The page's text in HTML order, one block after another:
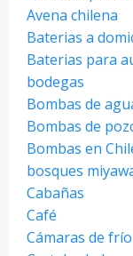
Avena chilena
Baterias a
Baterias para
bodegas
Bombas de
Bombas de
Bombas en
bosques
Cabañas
Café
Cámaras de